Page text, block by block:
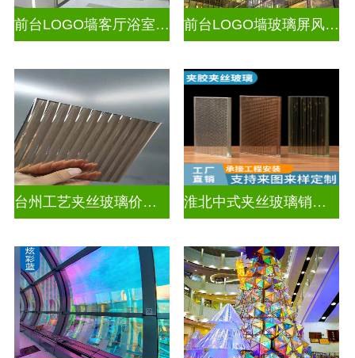
前台LOGO墙客厅浴室玻璃隔断 前台LOGO墙玻璃屏风隔断
台州工艺夹丝玻璃价钱表 淮北中式夹丝玻璃销售电话